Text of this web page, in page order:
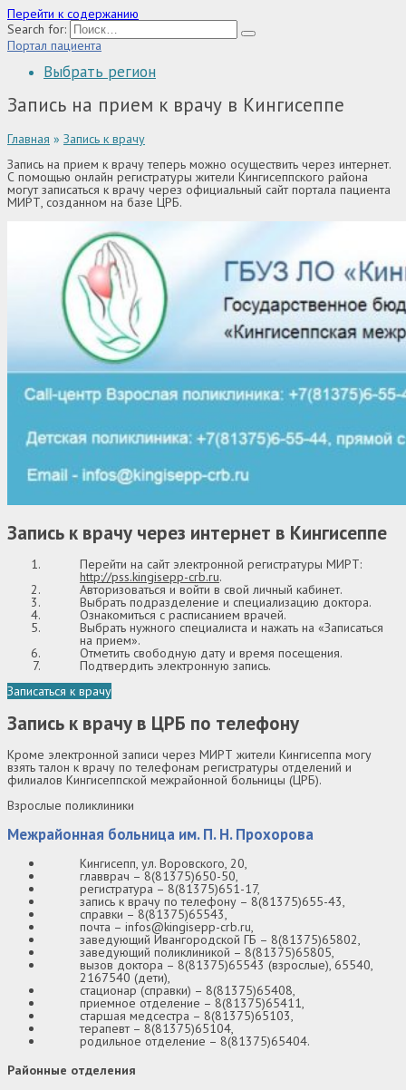
Перейти к содержанию
Search for:
Портал пациента
Выбрать регион
Запись на прием к врачу в Кингисеппе
Главная » Запись к врачу
Запись на прием к врачу теперь можно осуществить через интернет.
С помощью онлайн регистратуры жители Кингисеппского района
могут записаться к врачу через официальный сайт портала пациента
МИРТ, созданном на базе ЦРБ.
Запись к врачу через интернет в Кингисеппе
Перейти на сайт электронной регистратуры МИРТ:
http://pss.kingisepp-crb.ru.
Авторизоваться и войти в свой личный кабинет.
Выбрать подразделение и специализацию доктора.
Ознакомиться с расписанием врачей.
Выбрать нужного специалиста и нажать на «Записаться
на прием».
Отметить свободную дату и время посещения.
Подтвердить электронную запись.
Записаться к врачу
Запись к врачу в ЦРБ по телефону
Кроме электронной записи через МИРТ жители Кингисеппа могу
взять талон к врачу по телефонам регистратуры отделений и
филиалов Кингисеппской межрайонной больницы (ЦРБ).
Взрослые поликлиники
Межрайонная больница им. П. Н. Прохорова
Кингисепп, ул. Воровского, 20,
главврач – 8(81375)650-50,
регистратура – 8(81375)651-17,
запись к врачу по телефону – 8(81375)655-43,
справки – 8(81375)65543,
почта – infos@kingisepp-crb.ru,
заведующий Ивангородской ГБ – 8(81375)65802,
заведующий поликлиникой – 8(81375)65805,
вызов доктора – 8(81375)65543 (взрослые), 65540,
2167540 (дети),
стационар (справки) – 8(81375)65408,
приемное отделение – 8(81375)65411,
старшая медсестра – 8(81375)65103,
терапевт – 8(81375)65104,
родильное отделение – 8(81375)65404.
Районные отделения